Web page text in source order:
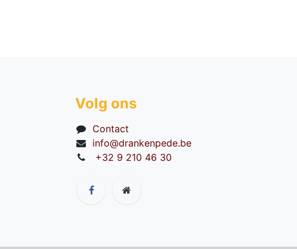
Volg ons
Contact
info@drankenpede.be
+32 9 210 46 30